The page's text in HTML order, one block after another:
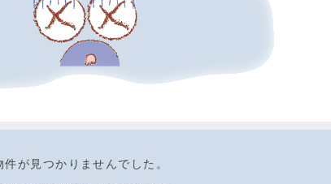
件が見つかりませんでした。